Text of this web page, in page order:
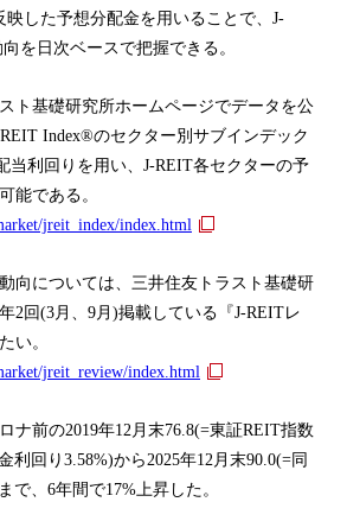
映した予想分配金を用いることで、J-
を日次ベースで把握できる。
ト基礎研究所ホームページでデータを公
Index®のセクター別サブインデック
当利回りを用い、J-REIT各セクターの予
能である。
jreit_index/index.html
外
リ
ン
向については、三井住友トラスト基礎研
2回(3月、9月)掲載している『J-REITレ
い。
jreit_review/index.html
外
リ
ン
ナ前の2019年12月末76.8(=東証REIT指数
利回り3.58%)から2025年12月末90.0(=同
で、6年間で17%上昇した。